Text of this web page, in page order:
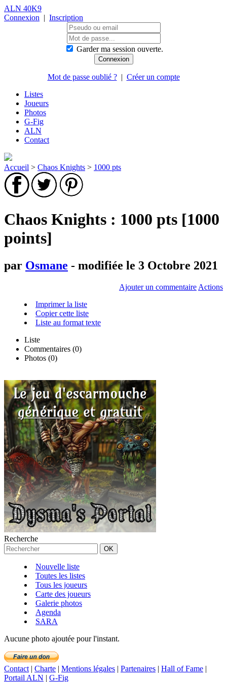
ALN 40K9
Connexion | Inscription
Garder ma session ouverte.
Mot de passe oublié ?| Créer un compte
Listes
Joueurs
Photos
G-Fig
ALN
Contact
Accueil > Chaos Knights > 1000 pts
Chaos Knights : 1000 pts [1000
points]
par Osmane - modifiée le 3 Octobre 2021
Ajouter un commentaire Actions
Imprimer la liste
Copier cette liste
Liste au format texte
Liste
Commentaires (0)
Photos (0)
Recherche
Nouvelle liste
Toutes les listes
Tous les joueurs
Carte des joueurs
Galerie photos
Agenda
SARA
Aucune photo ajoutée pour l'instant.
Contact | Charte | Mentions légales | Partenaires | Hall of Fame |
Portail ALN | G-Fig